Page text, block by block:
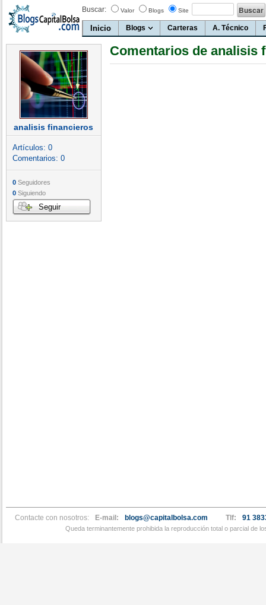
Buscar: Valor Blogs Site
Inicio Blogs Carteras A. Técnico
analisis financieros
Artículos: 0
Comentarios: 0
0 Seguidores
0 Siguiendo
Seguir
Comentarios de analisis
Contacte con nosotros: E-mail: blogs@capitalbolsa.com Tlf: 91
Queda terminantemente prohibida la reproducción total o parcial de